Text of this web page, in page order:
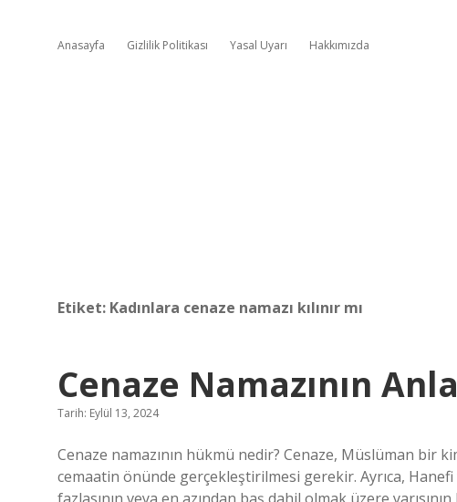
Anasayfa Gizlilik Politikası Yasal Uyarı Hakkımızda
Etiket: Kadınlara cenaze namazı kılınır mı
Cenaze Namazının
Tarih: Eylül 13, 2024
Cenaze namazının hükmü nedir? Cenaze, Müslüman bir
cemaatin önünde gerçekleştirilmesi gerekir. Ayrıca,